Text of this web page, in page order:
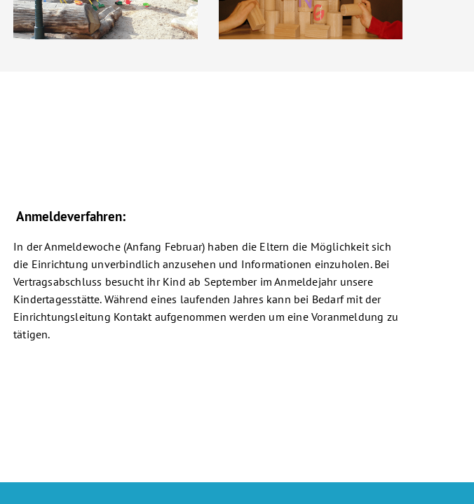
Anmeldeverfahren:
In der Anmeldewoche (Anfang Februar) haben die Eltern die Möglichkeit sich
die Einrichtung unverbindlich anzusehen und Informationen einzuholen. Bei
Vertragsabschluss besucht ihr Kind ab September im Anmeldejahr unsere
Kindertagesstätte. Während eines laufenden Jahres kann bei Bedarf mit der
Einrichtungsleitung Kontakt aufgenommen werden um eine Voranmeldung zu
tätigen.